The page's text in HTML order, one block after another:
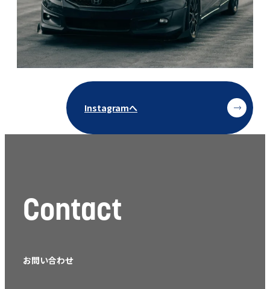
Instagramへ
Contact
お問い合わせ